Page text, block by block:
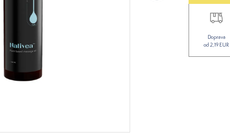
Doprava
od 2,19 EUR